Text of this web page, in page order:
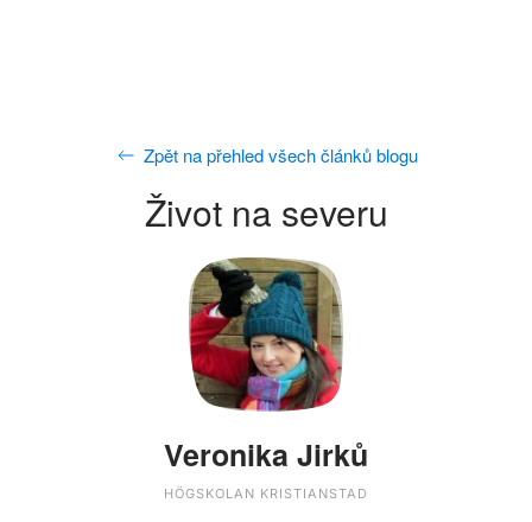
Zpět na přehled všech článků blogu
Život na severu
Veronika Jirků
HÖGSKOLAN KRISTIANSTAD